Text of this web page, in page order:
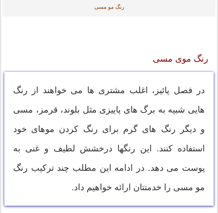
رنگ مو مسی
رنگ موی مسی
در فصل پائیز، اغلب مشتری ها می خواهند از رنگ
هایی شبیه به برگ های پاییزی مثل بلوند، قرمز، مسی
و دیگر رنگ های گرم برای رنگ کردن موهای خود
استفاده کنند. این رنگها درخشش لطیف و غنی به
پوست می دهد. در ادامه این مطلب چند ترکیب رنگ
مو مسی را خدمتتان ارائه خواهیم داد.